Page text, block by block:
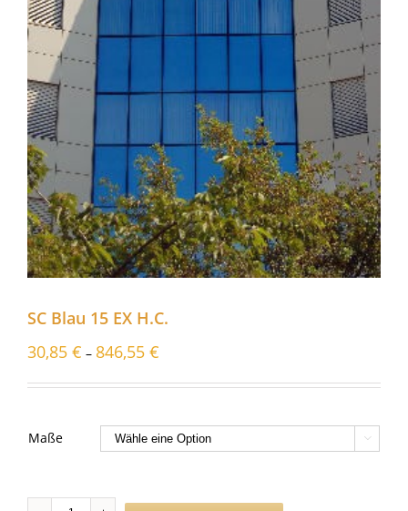
SC Blau 15 EX H.C.
30,85 € – 846,55 €
Maße 